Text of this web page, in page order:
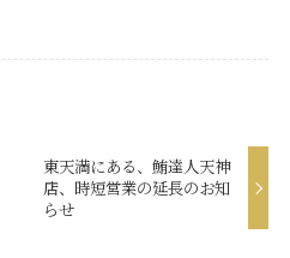
東天満にある、鮪達人天神
店、時短営業の延長のお知
らせ